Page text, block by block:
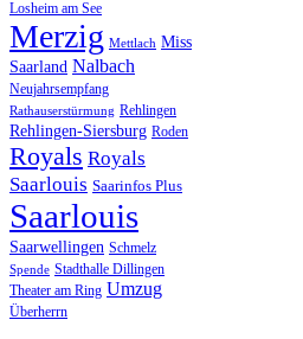
Losheim am See
Merzig Mettlach Miss
Saarland Nalbach
Neujahrsempfang
Rathauserstürmung Rehlingen
Rehlingen-Siersburg Roden
Royals Royals
Saarlouis Saarinfos Plus
Saarlouis
Saarwellingen Schmelz
Spende Stadthalle Dillingen
Theater am Ring Umzug
Überherrn